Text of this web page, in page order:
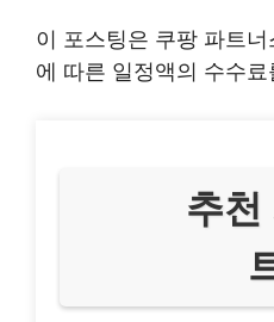
이 포스팅은 쿠팡 파트
에 따른 일정액의 수수
추천